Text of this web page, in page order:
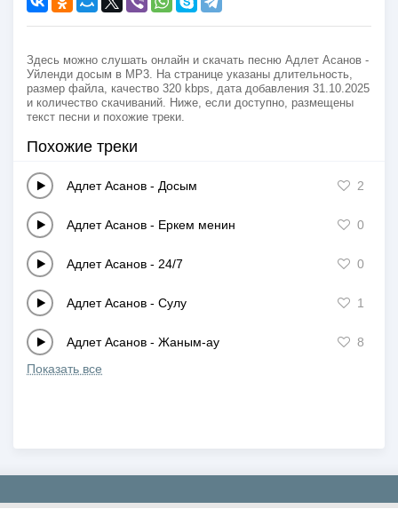
Здесь можно слушать онлайн и скачать песню Адлет Асанов -
Уйленди досым в MP3. На странице указаны длительность,
размер файла, качество 320 kbps, дата добавления 31.10.2025
и количество скачиваний. Ниже, если доступно, размещены
текст песни и похожие треки.
Похожие треки
Адлет Асанов - Досым 2
Адлет Асанов - Еркем менин 0
Адлет Асанов - 24/7 0
Адлет Асанов - Сулу 1
Адлет Асанов - Жаным-ау
8
Показать все
Copyright © 2019-2026 NEWMP3.KZ. Все права защищены.